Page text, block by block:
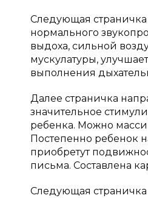
Следующая
нормального
выдоха, сильной
мускулатуры,
выполнения
Далее страничка
значительное
ребенка. Можно
Постепенно ребенок
приобретут
письма. Составлена
Следующая